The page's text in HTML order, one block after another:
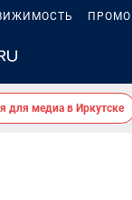
для медиа в Иркутске